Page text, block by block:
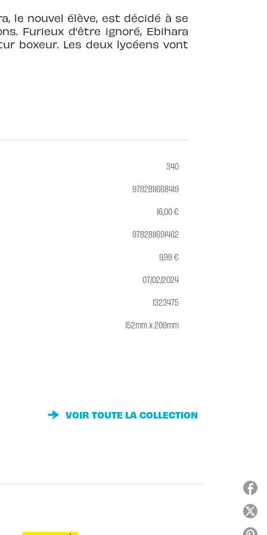
le nouvel élève, est décidé à se
Furieux d’être ignoré, Ebihara
boxeur. Les deux lycéens vont
340
9782811668419
16,00 €
9782811691462
9,99 €
07/02/2024
1323475
152mm x 209mm
VOIR TOUTE LA COLLECTION